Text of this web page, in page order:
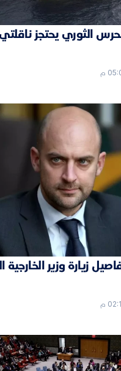
الثوري يحتجز
زيارة وزير الخارجية